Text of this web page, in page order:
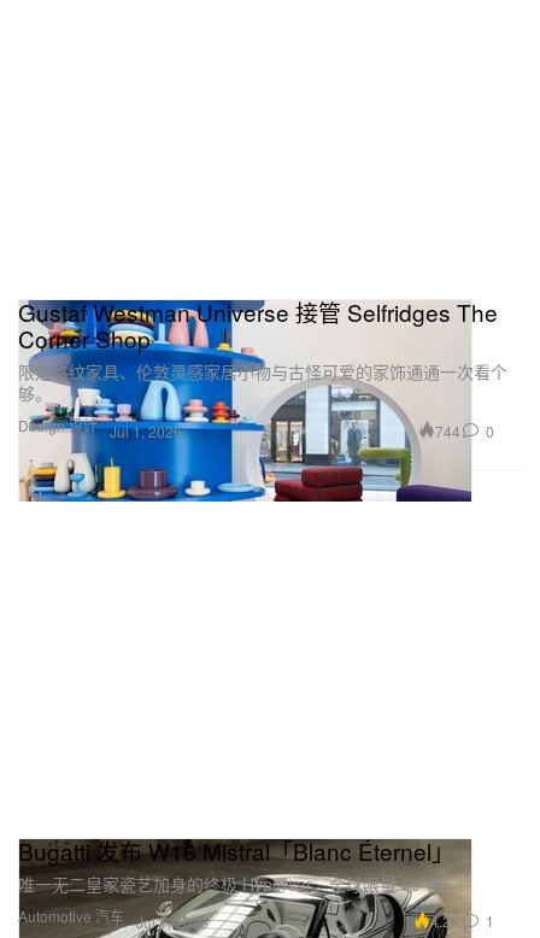
Design 设计
Gustaf Westman Universe 接管 Selfridges The
Corner Shop
限定格纹家具、伦敦灵感家居小物与古怪可爱的家饰通通一次看个
够。
Jul 1, 2026 744 0
Automotive 汽车
Bugatti 发布 W16 Mistral「Blanc Éternel」
唯一无二皇家瓷艺加身的终极 Hypercar，全球限量 99 台。
Jul 1, 2026 4.2K 1